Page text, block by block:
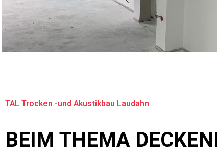
TAL Trocken -und Akustikbau Laudahn
BEIM THEMA